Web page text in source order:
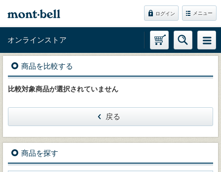
ログイン メニュー
オンラインストア
商品を比較する
比較対象商品が選択されていません
戻る
商品を探す